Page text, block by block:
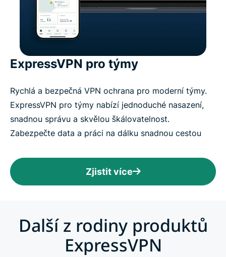
ExpressVPN pro týmy
Rychlá a bezpečná VPN ochrana pro moderní týmy.
ExpressVPN pro týmy nabízí jednoduché nasazení,
snadnou správu a skvělou škálovatelnost.
Zabezpečte data a práci na dálku snadnou cestou
Zjistit více
Další z rodiny produktů
ExpressVPN